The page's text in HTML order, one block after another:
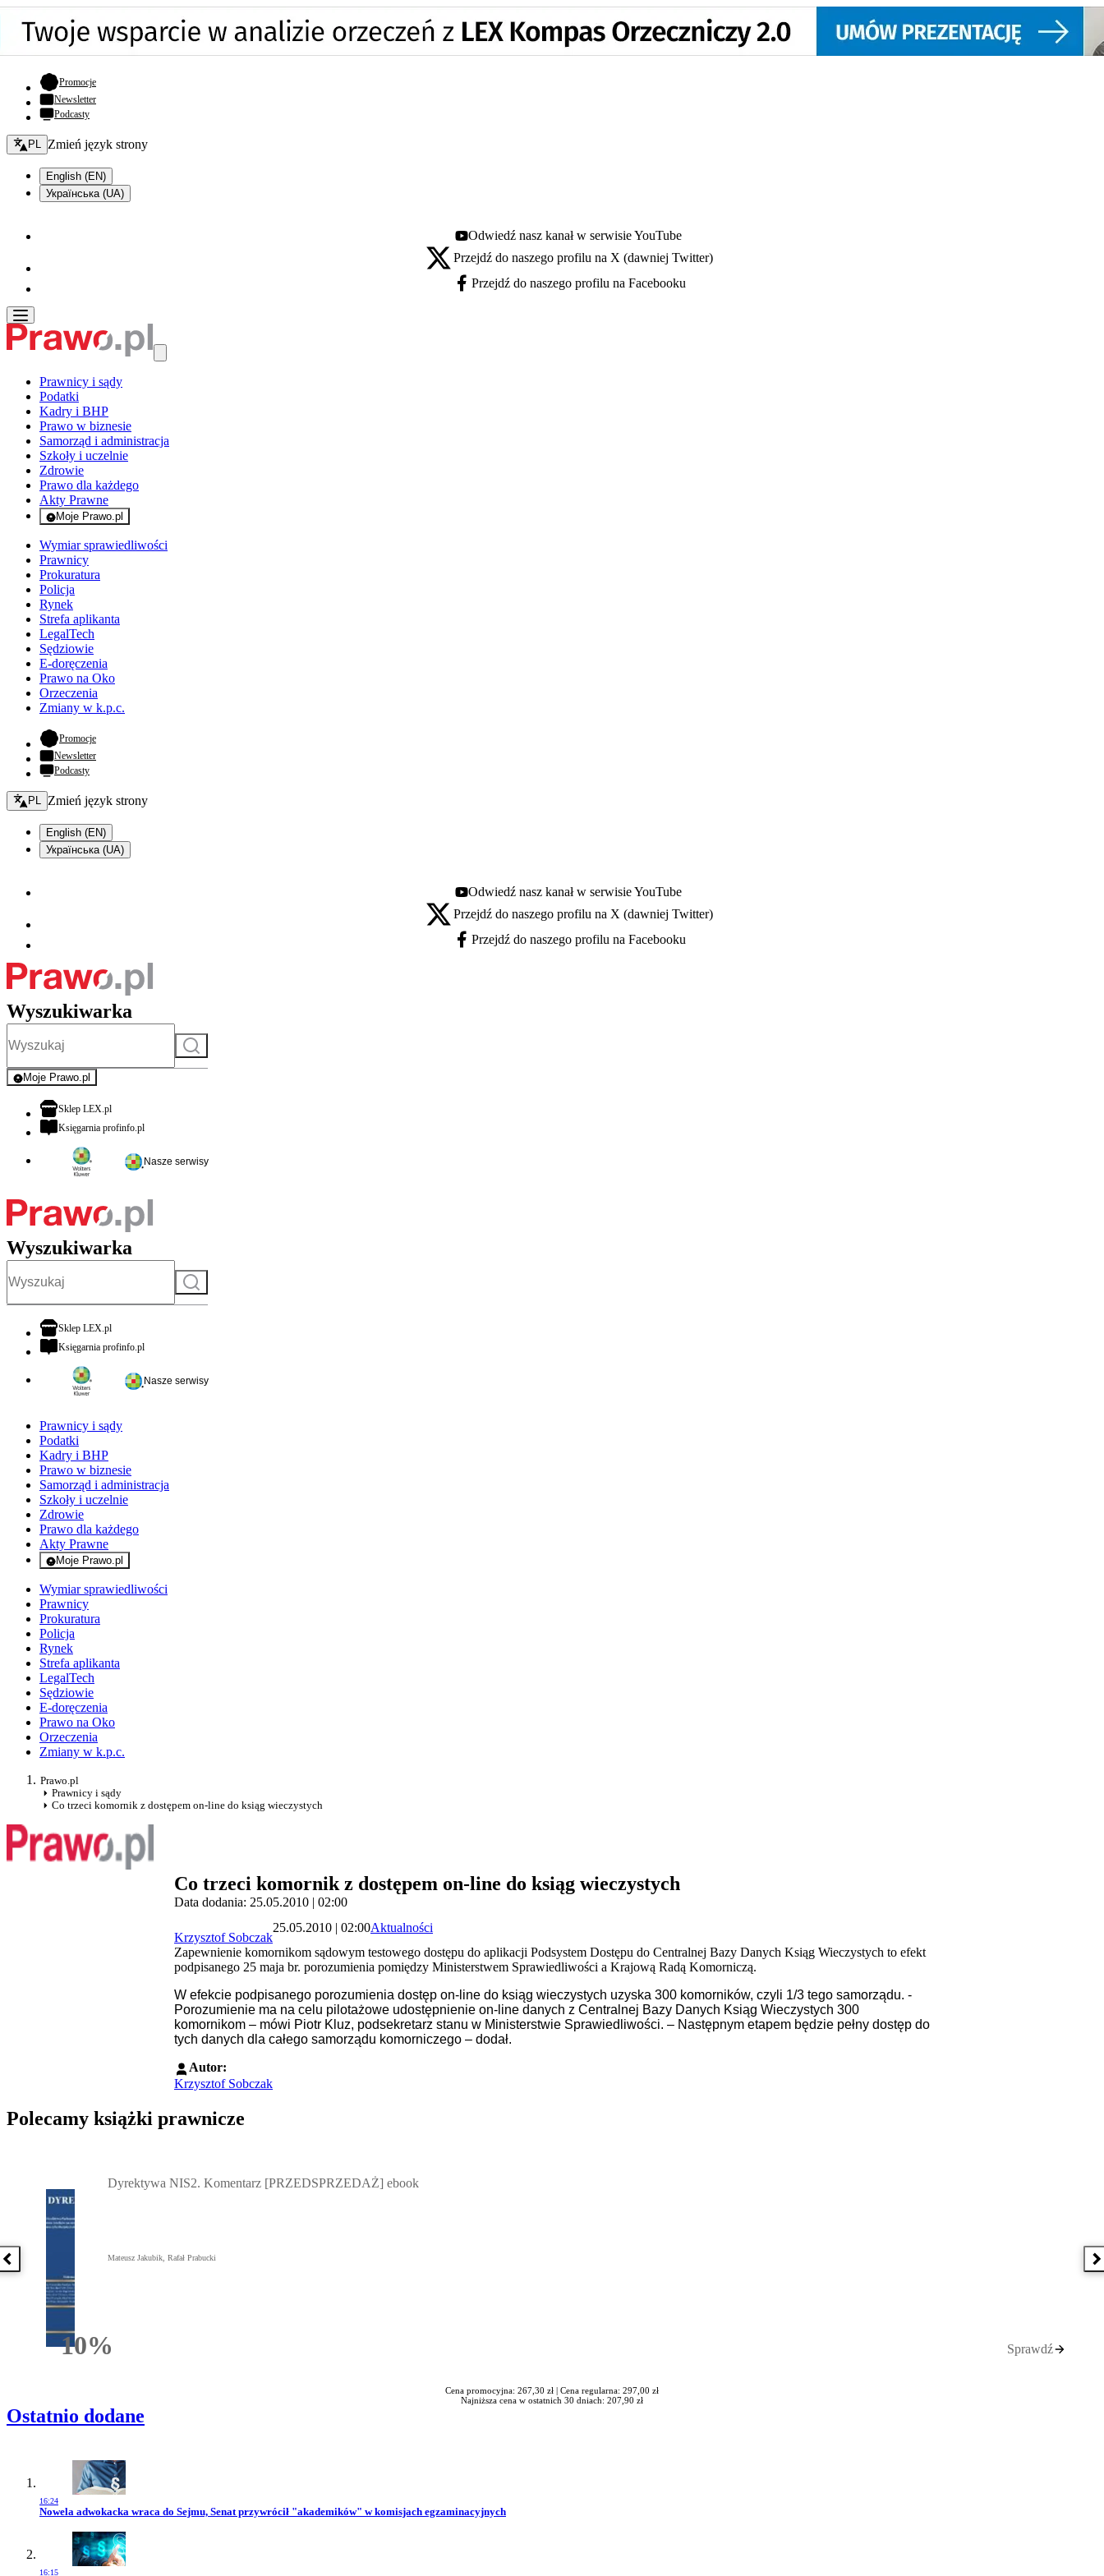
Promocje- otwiera się w nowej karcie
Newsletter
Podcasty
Zmień język - bieżący:
PL Zmień język strony
English (EN)
Українська (UA)
Youtube - otwiera się w nowej karcie
Odwiedź nasz kanał w serwisie YouTube
X - otwiera się w nowej karcie
Przejdź do naszego profilu na X (dawniej Twitter)
Facebook - otwiera się w nowej karcie
Przejdź do naszego profilu na Facebooku
Prawnicy i sądy
Podatki
Kadry i BHP
Prawo w biznesie
Samorząd i administracja
Szkoły i uczelnie
Zdrowie
Prawo dla każdego
Akty Prawne
Moje Prawo.pl
- rejestracja i logowanie do serwisu
Wymiar sprawiedliwości
Prawnicy
Prokuratura
Policja
Rynek
Strefa aplikanta
LegalTech
Sędziowie
E-doręczenia
Prawo na Oko
Orzeczenia
Zmiany w k.p.c.
Promocje- otwiera się w nowej karcie
Newsletter
Podcasty
Zmień język - bieżący:
PL Zmień język strony
English (EN)
Українська (UA)
Youtube - otwiera się w nowej karcie
Odwiedź nasz kanał w serwisie YouTube
X - otwiera się w nowej karcie
Przejdź do naszego profilu na X (dawniej Twitter)
Facebook - otwiera się w nowej karcie
Przejdź do naszego profilu na Facebooku
Wyszukiwarka
Szukaj
Moje Prawo.pl
- rejestracja i logowanie do serwisu
Sklep LEX.plotwiera się w nowej karcie
Księgarnia profinfo.plotwiera się w nowej karcie
Nasze serwisy
Wyszukiwarka
Szukaj
Sklep LEX.plotwiera się w nowej karcie
Księgarnia profinfo.plotwiera się w nowej karcie
Nasze serwisy
Prawnicy i sądy
Podatki
Kadry i BHP
Prawo w biznesie
Samorząd i administracja
Szkoły i uczelnie
Zdrowie
Prawo dla każdego
Akty Prawne
Moje Prawo.pl
- rejestracja i logowanie do serwisu
Wymiar sprawiedliwości
Prawnicy
Prokuratura
Policja
Rynek
Strefa aplikanta
LegalTech
Sędziowie
E-doręczenia
Prawo na Oko
Orzeczenia
Zmiany w k.p.c.
Prawo.pl
Prawnicy i sądy
Co trzeci komornik z dostępem on-line do ksiąg wieczystych
Co trzeci komornik z dostępem on-line do ksiąg wieczystych
Data dodania: 25.05.2010 | 02:00
Krzysztof Sobczak
25.05.2010 | 02:00Aktualności
Zapewnienie komornikom sądowym testowego dostępu do aplikacji Podsystem Dostępu do Centralnej Bazy Danych Ksiąg Wieczystych to efekt
podpisanego 25 maja br. porozumienia pomiędzy Ministerstwem Sprawiedliwości a Krajową Radą Komorniczą.
W efekcie podpisanego porozumienia dostęp on-line do ksiąg wieczystych uzyska 300 komorników, czyli 1/3 tego samorządu. -
Porozumienie ma na celu pilotażowe udostępnienie on-line danych z Centralnej Bazy Danych Ksiąg Wieczystych 300
komornikom – mówi Piotr Kluz, podsekretarz stanu w Ministerstwie Sprawiedliwości. – Następnym etapem będzie pełny dostęp do
tych danych dla całego samorządu komorniczego – dodał.
Autor:
Krzysztof Sobczak
Polecamy książki prawnicze
Poprzednia książka
10%Rabatu
Dyrektywa NIS2. Komentarz [PRZEDSPRZEDAŻ] ebook
Mateusz Jakubik, Rafał Prabucki
Sprawdź
Cena promocyjna: 267,30 zł | Cena regularna: 297,00 zł
Najniższa cena w ostatnich 30 dniach: 207,90 zł
Ostatnio dodane
16:24
Przejdź do artykułu:
Nowela adwokacka wraca do Sejmu, Senat przywrócił "akademików" w komisjach egzaminacyjnych
16:15